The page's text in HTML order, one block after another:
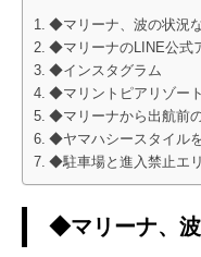
◆マリーナ、波の状況
◆マリーナのLINE公式
◆インスタグラム
◆マリントピアリゾー
◆マリーナから出航前
◆ヤマハシースタイル
◆駐車場と進入禁止エ
◆マリーナ、